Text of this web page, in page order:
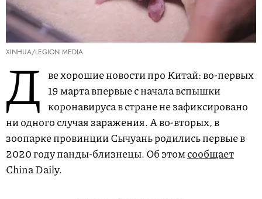
XINHUA/LEGION MEDIA
Д ве хорошие новости про Китай: во-первых
19 марта впервые с начала вспышки
коронавируса в стране не зафиксировано
ни одного случая заражения. А во-вторых, в
зоопарке провинции Сычуань родились первые в
2020 году панды-близнецы. Об этомсообщает
China Daily.